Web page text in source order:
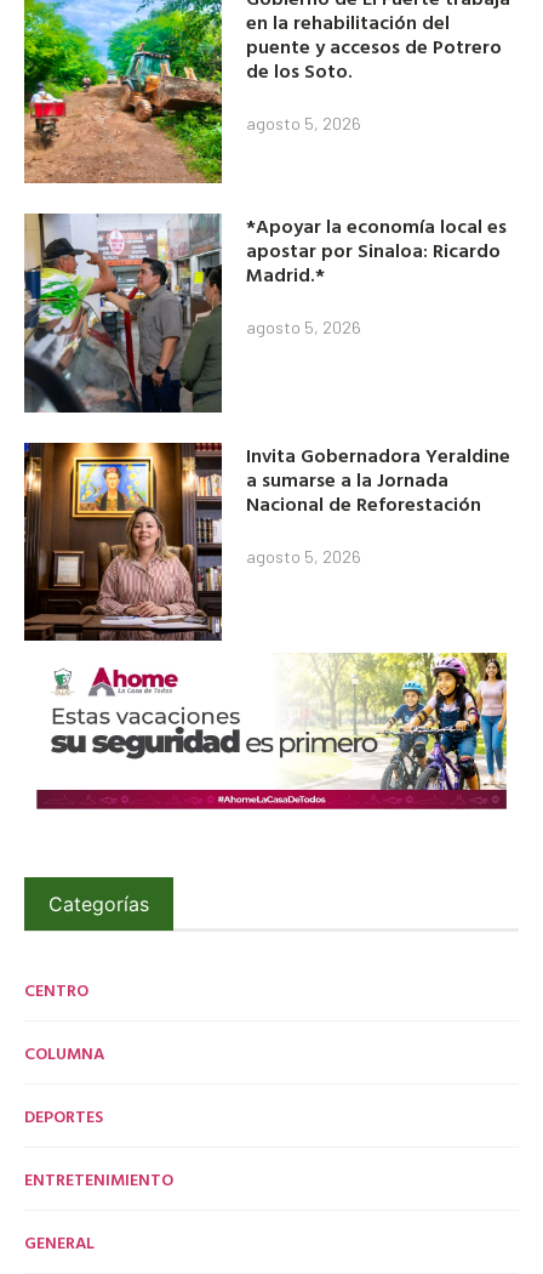
en la rehabilitación del
puente y accesos de Potrero
de los Soto.
agosto 5, 2026
*Apoyar la economía local es
apostar por Sinaloa: Ricardo
Madrid.*
agosto 5, 2026
Invita Gobernadora Yeraldine
a sumarse a la Jornada
Nacional de Reforestación
agosto 5, 2026
Categorías
CENTRO
COLUMNA
DEPORTES
ENTRETENIMIENTO
GENERAL